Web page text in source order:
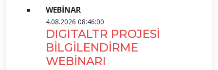
WEBİNAR
4.08.2026 08:46:00
DIGITALTR PROJESİ
BİLGİLENDİRME
WEBİNARI